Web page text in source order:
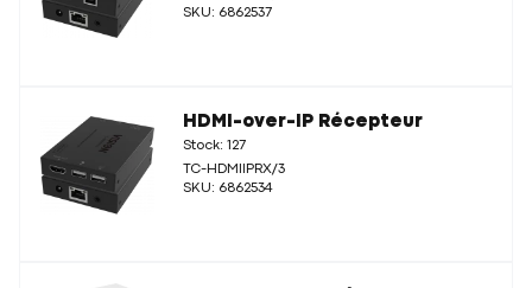
SKU: 6862537
HDMI-over-IP Récepteur
Stock: 127
TC-HDMIIPRX/3
SKU: 6862534